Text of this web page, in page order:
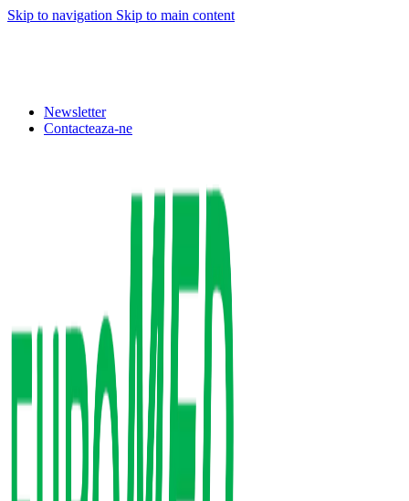
Skip to navigation Skip to main content
Newsletter
Contacteaza-ne